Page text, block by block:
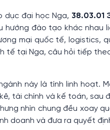
dục đại học Nga, 38.03.01
hướng đào tạo khác nhau
mại quốc tế, logistics,
tế tại Nga, câu hỏi tiếp
này là tính linh hoạt.
tài chính và kế toán, sau
nhìn chung đều xoay
doanh và đưa ra quyết